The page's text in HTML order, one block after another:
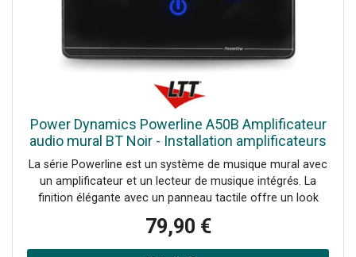
Power Dynamics Powerline A50B Amplificateur
audio mural BT Noir - Installation amplificateurs
La série Powerline est un système de musique mural avec
un amplificateur et un lecteur de musique intégrés. La
finition élégante avec un panneau tactile offre un look
Tous les câbles et connexions sont solidement dissimulés
dans les murs, à l'abri des regards et sans risque de
79,90 €